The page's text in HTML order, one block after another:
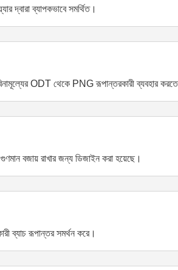
দ্বারা ব্যাপকভাবে সমর্থিত।
ODT থেকে PNG রূপান্তরকারী ব্যবহার করতে
বজায় রাখার জন্য ডিজাইন করা হয়েছে।
ব্যাচ রূপান্তর সমর্থন করে।